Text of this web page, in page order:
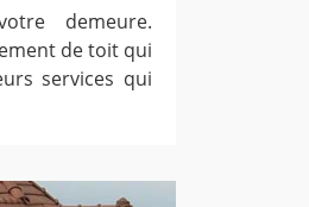
demeure.
de toit qui
services qui